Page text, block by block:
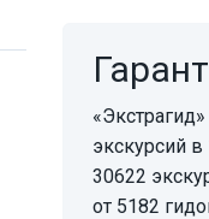
экскурсий в
30622
от 5182